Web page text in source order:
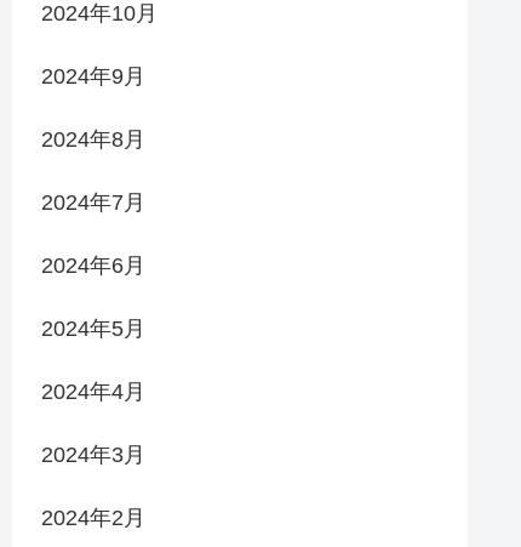
2024年10月
2024年9月
2024年8月
2024年7月
2024年6月
2024年5月
2024年4月
2024年3月
2024年2月